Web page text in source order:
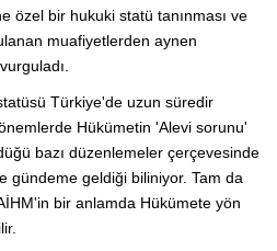
özel bir hukuki statü tanınması ve
muafiyetlerden aynen
Türkiye'de uzun süredir
Hükümetin 'Alevi sorunu'
bazı düzenlemeler çerçevesinde
gündeme geldiği biliniyor. Tam da
bir anlamda Hükümete yön